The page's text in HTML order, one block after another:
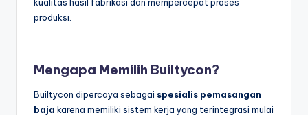
produksi.
Mengapa Memilih Builtycon?
Builtycon dipercaya sebagai spesialis pemasangan
baja karena memiliki sistem kerja yang terintegrasi mulai